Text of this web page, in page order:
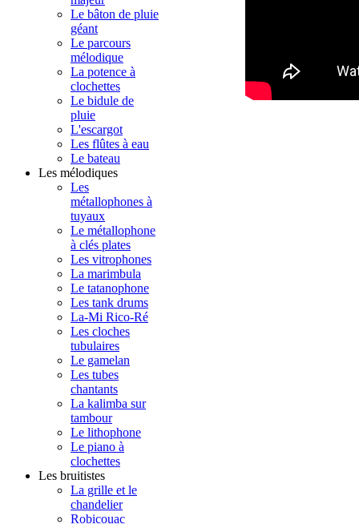
Le bâton de pluie
géant
Le parcours
mélodique
La potence à
clochettes
Le bidule de
pluie
L'escargot
Les flûtes à eau
Le bateau
Les mélodiques
Les
métallophones à
tuyaux
Le métallophone
à clés plates
Les vitrophones
La marimbula
Le tatanophone
Les tank drums
La-Mi Rico-Ré
Les cloches
tubulaires
Le gamelan
Les tubes
chantants
La kalimba sur
tambour
Le lithophone
Le piano à
clochettes
Les bruitistes
La grille et le
chandelier
Robicouac